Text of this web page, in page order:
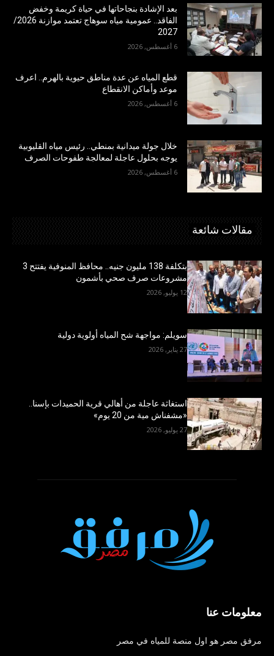
بعد الإشادة بنجاحاتها في حياة كريمة وخفض
الفاقد.. عمومية مياه سوهاج تعتمد موازنة 2026/
2027
6 أغسطس, 2026
قطع المياه عن عدة مناطق حيوية بالهرم.. اعرف
موعد وأماكن الانقطاع
6 أغسطس, 2026
خلال جولة ميدانية بمنطي.. رئيس مياه القليوبية
يوجه بحلول عاجلة لمعالجة طفوحات الصرف
6 أغسطس, 2026
مقالات شائعة
بتكلفة 138 مليون جنيه.. محافظ المنوفية يفتتح 3
مشروعات صرف صحي بأشمون
12 يوليو, 2026
سويلم: مواجهة شح المياه أولوية دولية
27 يناير, 2026
استغاثة عاجلة من أهالي قرية الحميدات بإسنا..
«مشفناش مية من 20 يوم»
27 يوليو, 2026
معلومات عنا
مرفق مصر هو اول منصة للمياه في مصر